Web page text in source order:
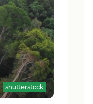
shutterstock